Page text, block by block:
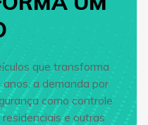
que transforma
a demanda por
como controle
e outras